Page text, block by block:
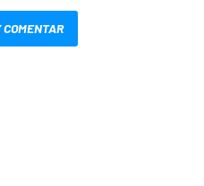
COMENTAR